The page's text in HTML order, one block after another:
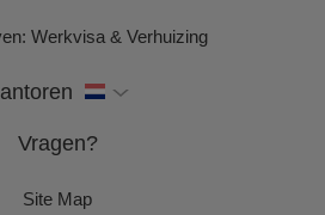
Werkvisa & Verhuizing
Vragen?
Site Map